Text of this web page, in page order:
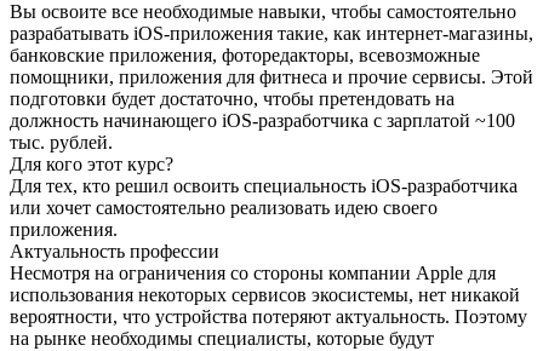
Вы освоите все необходимые навыки, чтобы самостоятельно
разрабатывать iOS-приложения такие, как интернет-магазины,
банковские приложения, фоторедакторы, всевозможные
помощники, приложения для фитнеса и прочие сервисы. Этой
подготовки будет достаточно, чтобы претендовать на
должность начинающего iOS-разработчика с зарплатой ~100
тыс. рублей.
Для кого этот курс?
Для тех, кто решил освоить специальность iOS-разработчика
или хочет самостоятельно реализовать идею своего
приложения.
Актуальность профессии
Несмотря на ограничения со стороны компании Apple для
использования некоторых сервисов экосистемы, нет никакой
вероятности, что устройства потеряют актуальность. Поэтому
на рынке необходимы специалисты, которые будут